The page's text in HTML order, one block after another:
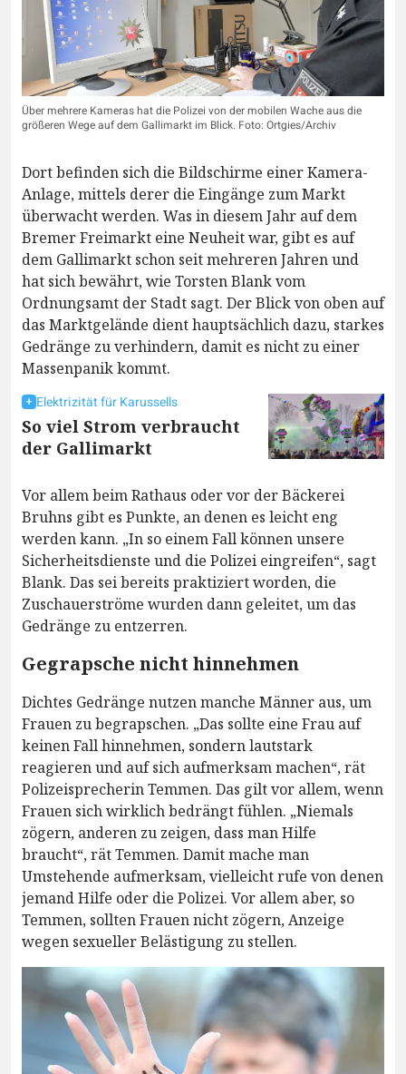
Über mehrere Kameras hat die Polizei von der mobilen Wache aus die
größeren Wege auf dem Gallimarkt im Blick. Foto: Ortgies/Archiv
Dort befinden sich die Bildschirme einer Kamera-
Anlage, mittels derer die Eingänge zum Markt
überwacht werden. Was in diesem Jahr auf dem
Bremer Freimarkt eine Neuheit war, gibt es auf
dem Gallimarkt schon seit mehreren Jahren und
hat sich bewährt, wie Torsten Blank vom
Ordnungsamt der Stadt sagt. Der Blick von oben auf
das Marktgelände dient hauptsächlich dazu, starkes
Gedränge zu verhindern, damit es nicht zu einer
Massenpanik kommt.
Elektrizität für Karussells
So viel Strom verbraucht
der Gallimarkt
Vor allem beim Rathaus oder vor der Bäckerei
Bruhns gibt es Punkte, an denen es leicht eng
werden kann. „In so einem Fall können unsere
Sicherheitsdienste und die Polizei eingreifen“, sagt
Blank. Das sei bereits praktiziert worden, die
Zuschauerströme wurden dann geleitet, um das
Gedränge zu entzerren.
Gegrapsche nicht hinnehmen
Dichtes Gedränge nutzen manche Männer aus, um
Frauen zu begrapschen. „Das sollte eine Frau auf
keinen Fall hinnehmen, sondern lautstark
reagieren und auf sich aufmerksam machen“, rät
Polizeisprecherin Temmen. Das gilt vor allem, wenn
Frauen sich wirklich bedrängt fühlen. „Niemals
zögern, anderen zu zeigen, dass man Hilfe
braucht“, rät Temmen. Damit mache man
Umstehende aufmerksam, vielleicht rufe von denen
jemand Hilfe oder die Polizei. Vor allem aber, so
Temmen, sollten Frauen nicht zögern, Anzeige
wegen sexueller Belästigung zu stellen.